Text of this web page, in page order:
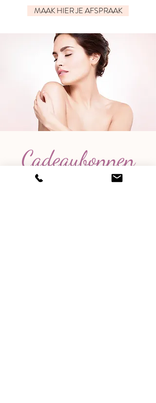
MAAK HIER JE AFSPRAAK
Cadeaubonnen
Een cadeaubon voor een